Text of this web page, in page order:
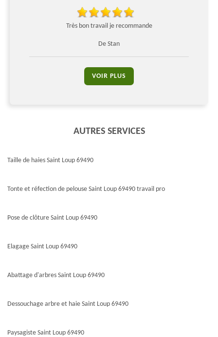
Très bon travail je recommande
De Stan
VOIR PLUS
AUTRES SERVICES
Taille de haies Saint Loup 69490
Tonte et réfection de pelouse Saint Loup 69490 travail pro
Pose de clôture Saint Loup 69490
Elagage Saint Loup 69490
Abattage d'arbres Saint Loup 69490
Dessouchage arbre et haie Saint Loup 69490
Paysagiste Saint Loup 69490